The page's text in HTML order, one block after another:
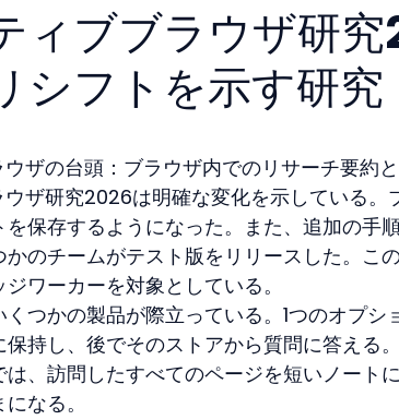
ィブブラウザ研
シフトを示す研究
ザの台頭：ブラウザ内でのリサーチ要約
ザ研究2026は明確な変化を示している。
保存するようになった。また、追加の手
のチームがテスト版をリリースした。こ
ワーカーを対象としている。
つかの製品が際立っている。1つのオプシ
持し、後でそのストアから質問に答える。
、訪問したすべてのページを短いノート
なる。